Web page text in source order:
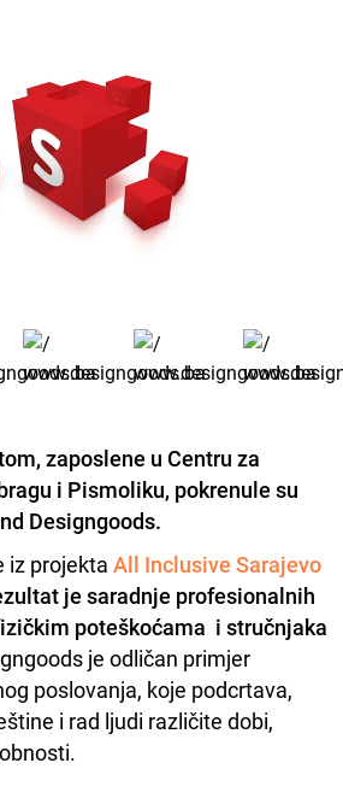
, zaposlene u Centru za
i Pismoliku, pokrenule su
Designgoods.
iz projekta All Inclusive Sarajevo
je saradnje profesionalnih
poteškoćama i stručnjaka
je odličan primjer
poslovanja, koje podcrtava,
i rad ljudi različite dobi,